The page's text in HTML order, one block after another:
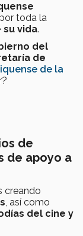
toda la
su vida.
del
de
de la
de
de apoyo a
creando
, así como
del cine y